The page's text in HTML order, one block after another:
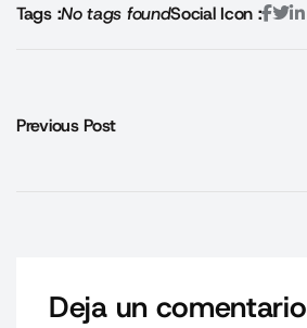
Tags :No tags foundSocial Icon :
Previous Post
Deja un comentario